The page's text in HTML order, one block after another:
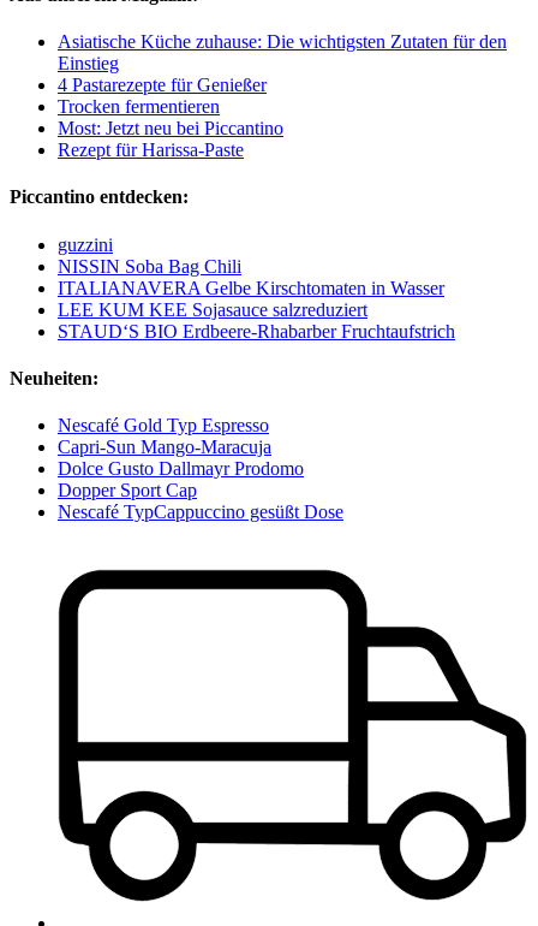
Asiatische Küche zuhause: Die wichtigsten Zutaten für den
Einstieg
4 Pastarezepte für Genießer
Trocken fermentieren
Most: Jetzt neu bei Piccantino
Rezept für Harissa-Paste
Piccantino entdecken:
guzzini
NISSIN Soba Bag Chili
ITALIANAVERA Gelbe Kirschtomaten in Wasser
LEE KUM KEE Sojasauce salzreduziert
STAUD‘S BIO Erdbeere-Rhabarber Fruchtaufstrich
Neuheiten:
Nescafé Gold Typ Espresso
Capri-Sun Mango-Maracuja
Dolce Gusto Dallmayr Prodomo
Dopper Sport Cap
Nescafé TypCappuccino gesüßt Dose